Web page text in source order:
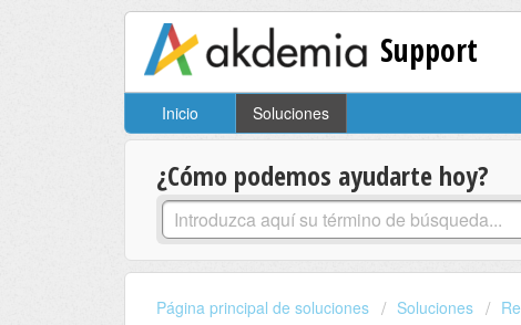
Support
Inicio Soluciones
¿Cómo podemos ayudarte hoy?
Página principal de soluciones Soluciones